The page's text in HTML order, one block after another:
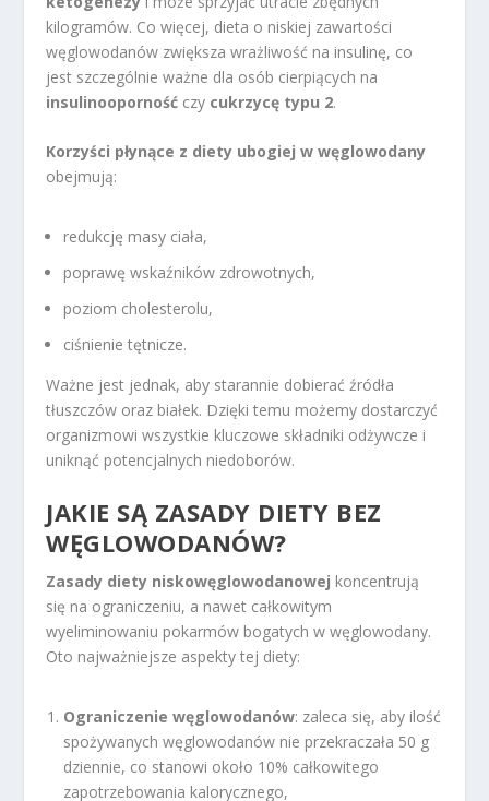
kilogramów. Co więcej, dieta o niskiej zawartości
węglowodanów zwiększa wrażliwość na insulinę, co
jest szczególnie ważne dla osób cierpiących na
insulinooporność czy cukrzycę typu 2.
Korzyści płynące z diety ubogiej w węglowodany
obejmują:
redukcję masy ciała,
poprawę wskaźników zdrowotnych,
poziom cholesterolu,
ciśnienie tętnicze.
Ważne jest jednak, aby starannie dobierać źródła
tłuszczów oraz białek. Dzięki temu możemy dostarczyć
organizmowi wszystkie kluczowe składniki odżywcze i
uniknąć potencjalnych niedoborów.
JAKIE SĄ ZASADY DIETY BEZ
WĘGLOWODANÓW?
Zasady diety niskowęglowodanowej koncentrują
się na ograniczeniu, a nawet całkowitym
wyeliminowaniu pokarmów bogatych w węglowodany.
Oto najważniejsze aspekty tej diety:
Ograniczenie węglowodanów: zaleca się, aby ilość
spożywanych węglowodanów nie przekraczała 50 g
dziennie, co stanowi około 10% całkowitego
zapotrzebowania kalorycznego,